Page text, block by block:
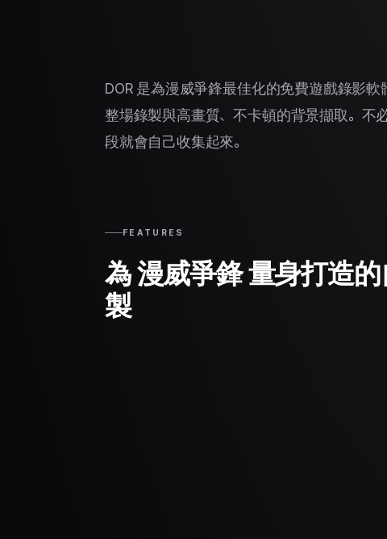
DOR 是為漫威爭鋒最佳化的免費遊戲錄影
整場錄製與高畫質、不卡頓的背景擷取。不
段就會自己收集起來。
FEATURES
為 漫威爭鋒 量身打造
製